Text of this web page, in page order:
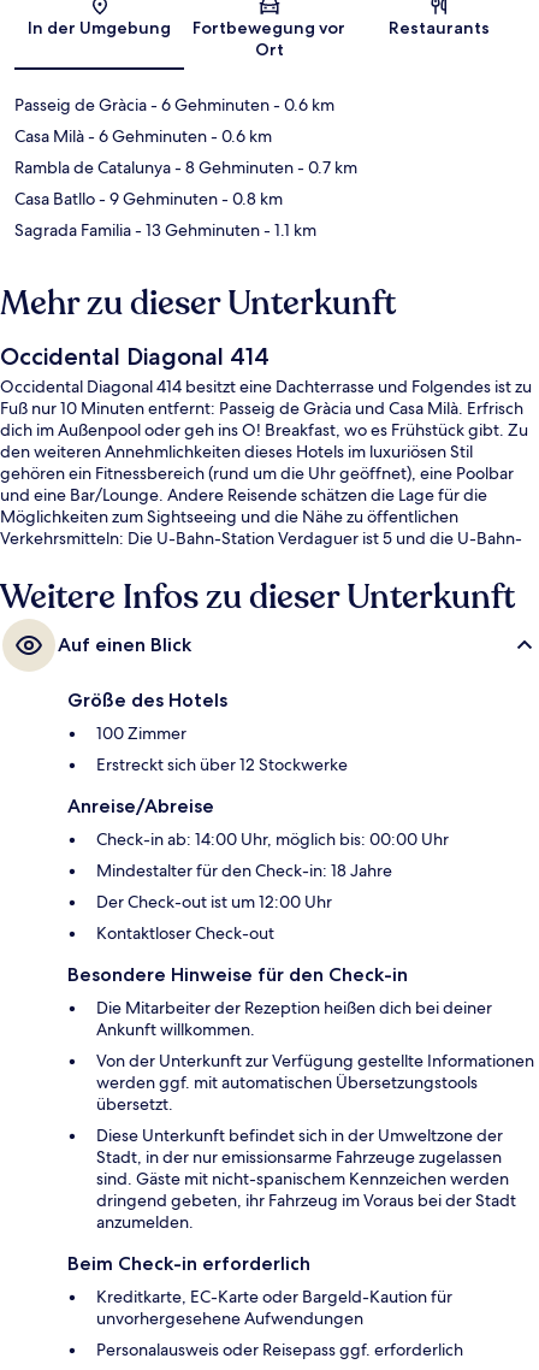
Karte
In der Umgebung
Fortbewegung vor
Ort
Restaurants
Passeig de Gràcia- 6 Gehminuten- 0.6 km
Casa Milà- 6 Gehminuten- 0.6 km
Rambla de Catalunya- 8 Gehminuten- 0.7 km
Casa Batllo- 9 Gehminuten- 0.8 km
Sagrada Familia- 13 Gehminuten- 1.1 km
Mehr zu dieser Unterkunft
Occidental Diagonal 414
Occidental Diagonal 414 besitzt eine Dachterrasse und Folgendes ist zu
Fuß nur 10 Minuten entfernt: Passeig de Gràcia und Casa Milà. Erfrisch
dich im Außenpool oder geh ins O! Breakfast, wo es Frühstück gibt. Zu
den weiteren Annehmlichkeiten dieses Hotels im luxuriösen Stil
gehören ein Fitnessbereich (rund um die Uhr geöffnet), eine Poolbar
und eine Bar/Lounge. Andere Reisende schätzen die Lage für die
Möglichkeiten zum Sightseeing und die Nähe zu öffentlichen
Verkehrsmitteln: Die U-Bahn-Station Verdaguer ist 5 und die U-Bahn-
Weitere Infos zu dieser Unterkunft
Auf einen Blick
Größe des Hotels
100 Zimmer
Erstreckt sich über 12 Stockwerke
Anreise/Abreise
Check-in ab: 14:00 Uhr, möglich bis: 00:00 Uhr
Mindestalter für den Check-in: 18 Jahre
Der Check-out ist um 12:00 Uhr
Kontaktloser Check-out
Besondere Hinweise für den Check-in
Die Mitarbeiter der Rezeption heißen dich bei deiner
Ankunft willkommen.
Von der Unterkunft zur Verfügung gestellte Informationen
werden ggf. mit automatischen Übersetzungstools
übersetzt.
Diese Unterkunft befindet sich in der Umweltzone der
Stadt, in der nur emissionsarme Fahrzeuge zugelassen
sind. Gäste mit nicht-spanischem Kennzeichen werden
dringend gebeten, ihr Fahrzeug im Voraus bei der Stadt
anzumelden.
Beim Check-in erforderlich
Kreditkarte, EC-Karte oder Bargeld-Kaution für
unvorhergesehene Aufwendungen
Personalausweis oder Reisepass ggf. erforderlich